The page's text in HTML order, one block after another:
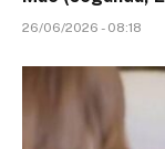
26/06/2026 - 08:18